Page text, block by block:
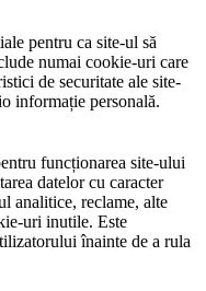
pentru ca site-ul să
numai cookie-uri care
de securitate ale site-
informație personală.
funcționarea site-ului
datelor cu caracter
analitice, reclame, alte
uri inutile. Este
înainte de a rula